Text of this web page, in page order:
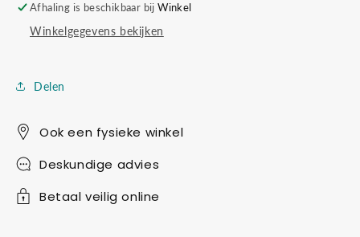
Afhaling is beschikbaar bijWinkel
Winkelgegevens bekijken
Delen
Ook een fysieke winkel
Deskundige advies
Betaal veilig online